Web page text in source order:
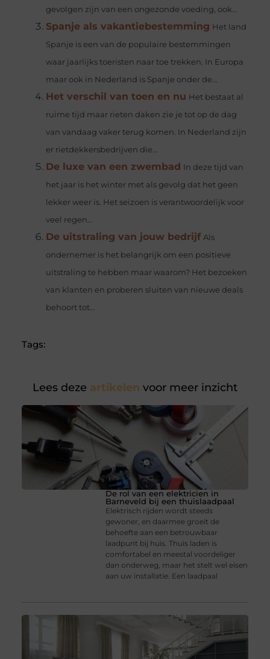
gevolgen zijn van een ongezonde voeding, ook...
Spanje als vakantiebestemming Het land
Spanje is een van de populaire bestemmingen
waar jaarlijks toeristen naar toe trekken. In Europa
maar ook in Nederland is Spanje onder de...
Het verschil van toen en nu Het bestaat al
ruime tijd maar rieten daken zie je tot op de dag
van vandaag vaker terug komen. In Nederland zijn
er rietdekkersbedrijven die...
De luxe van een zwembad In deze tijd van
het jaar is het winter met als gevolg dat het geen
lekker weer is. Het seizoen is verantwoordelijk voor
veel regen...
De uitstraling van jouw bedrijf Als
ondernemer is het belangrijk om een positieve
uitstraling te hebben maar waarom? Het bezoeken
van klanten en proberen sluiten van nieuwe deals
behoort tot...
Tags:
Lees deze artikelen voor meer inzicht
De rol van een elektricien in
Barneveld bij een thuislaadpaal
Elektrisch rijden wordt steeds
gewoner, en daarmee groeit de
behoefte aan een betrouwbaar
laadpunt bij huis. Thuis laden is
comfortabel en meestal voordeliger
dan onderweg, maar het stelt wel eisen
aan uw installatie. Een laadpaal